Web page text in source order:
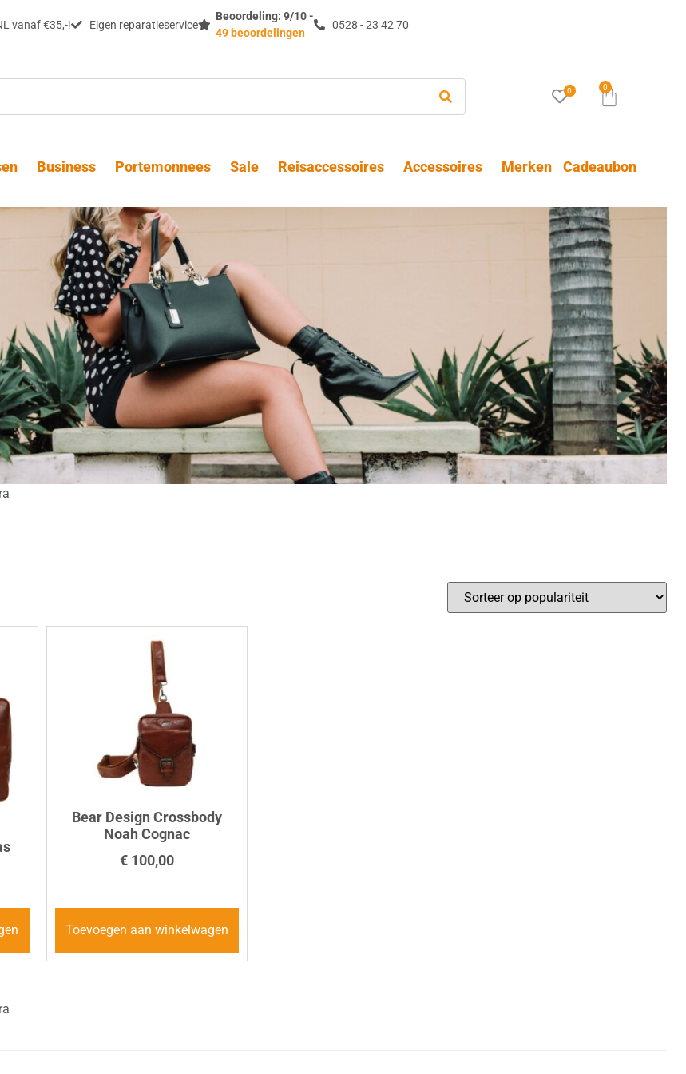
vanaf €35,-! Eigen reparatieservice
Beoordeling: 9/10 -
49 beoordelingen
0528 - 23 42 70
0 0
Business Portemonnees Sale Reisaccessoires Accessoires Merken Cadeaubon
Bear Design Crossbody
Noah Cognac
€100,00
Toevoegen aan winkelwagen